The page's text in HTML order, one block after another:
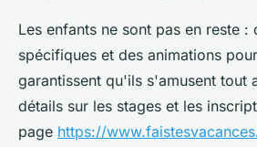
Les enfants ne sont pas en reste :
spécifiques et des animations
garantissent qu'ils s'amusent tout
détails sur les stages et les
page https://